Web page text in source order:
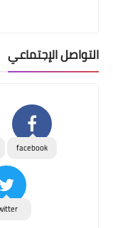
التواصل الإجتماعي
facebook